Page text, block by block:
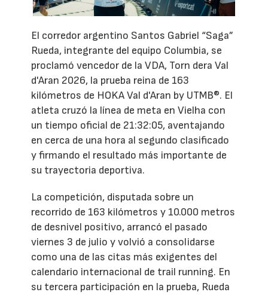
El corredor argentino Santos Gabriel “Saga”
Rueda, integrante del equipo Columbia, se
proclamó vencedor de la VDA, Torn dera Val
d'Aran 2026, la prueba reina de 163
kilómetros de HOKA Val d'Aran by UTMB®. El
atleta cruzó la línea de meta en Vielha con
un tiempo oficial de 21:32:05, aventajando
en cerca de una hora al segundo clasificado
y firmando el resultado más importante de
su trayectoria deportiva.
La competición, disputada sobre un
recorrido de 163 kilómetros y 10.000 metros
de desnivel positivo, arrancó el pasado
viernes 3 de julio y volvió a consolidarse
como una de las citas más exigentes del
calendario internacional de trail running. En
su tercera participación en la prueba, Rueda